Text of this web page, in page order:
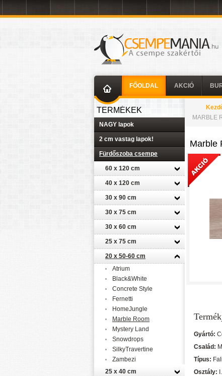
FŐOLDAL AKCIÓ
TERMÉKEK
NAGY lapok
2 cm vastag lapok!
Fürdőszoba csempe
60 x 120 cm
40 x 120 cm
30 x 90 cm
30 x 75 cm
30 x 60 cm
25 x 75 cm
20 x 50-60 cm
Atrium
Black&White
Concrete Style
Fernetti
HomeJungle
Marble Room
Mystery Land
Snowdrops
SilkyTravertine
Zambezi
25 x 40 cm
MARBLE
Marble
Gyártó:
Család:
Típus:
Osztály: